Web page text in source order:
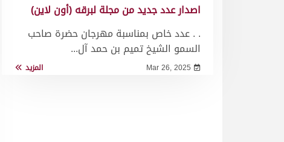
اصدار عدد جديد من مجلة لبرقه (أون لاين)
. . عدد خاص بمناسبة مهرجان حضرة صاحب
السمو الشيخ تميم بن حمد آل...
Mar 26, 2025 المزيد